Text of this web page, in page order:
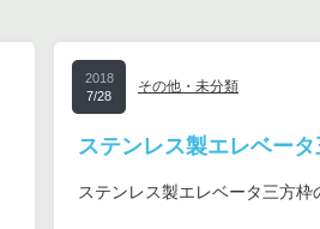
2018
7/28
その他・未分類
ステンレス製エレベー
ステンレス製エレベータ三方枠